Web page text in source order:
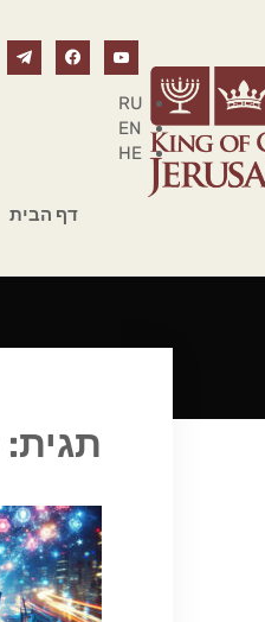
RU
EN
HE
דף הבית
תגית: